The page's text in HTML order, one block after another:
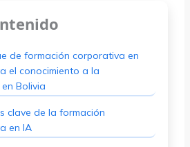
de formación corporativa en
el conocimiento a la
Bolivia
clave de la formación
en IA